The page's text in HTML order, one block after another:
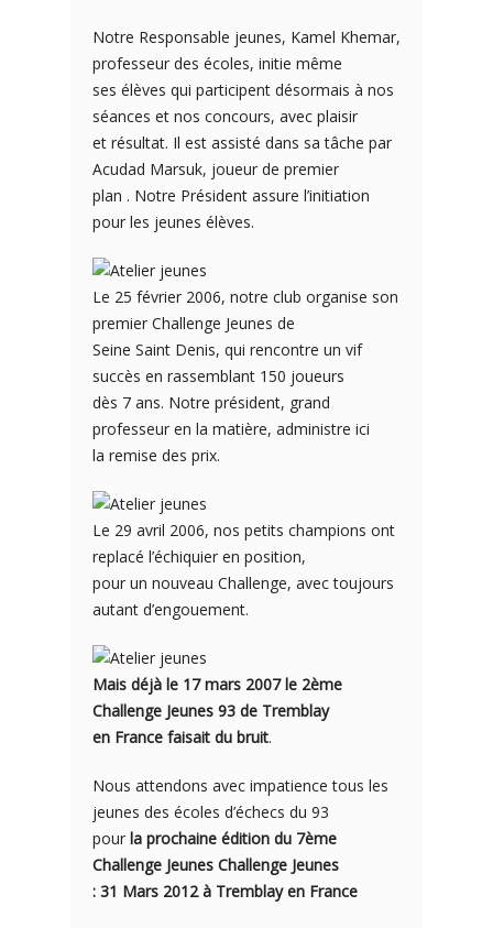
Notre Responsable jeunes, Kamel Khemar,
professeur des écoles, initie même
ses élèves qui participent désormais à nos
séances et nos concours, avec plaisir
et résultat. Il est assisté dans sa tâche par
Acudad Marsuk, joueur de premier
plan . Notre Président assure l’initiation
pour les jeunes élèves.
Le 25 février 2006, notre club organise son
premier Challenge Jeunes de
Seine Saint Denis, qui rencontre un vif
succès en rassemblant 150 joueurs
dès 7 ans. Notre président, grand
professeur en la matière, administre ici
la remise des prix.
Le 29 avril 2006, nos petits champions ont
replacé l’échiquier en position,
pour un nouveau Challenge, avec toujours
autant d’engouement.
Mais déjà le 17 mars 2007 le 2ème
Challenge Jeunes 93 de Tremblay
en France faisait du bruit.
Nous attendons avec impatience tous les
jeunes des écoles d’échecs du 93
pour la prochaine édition du 7ème
Challenge Jeunes Challenge Jeunes
: 31 Mars 2012 à Tremblay en France